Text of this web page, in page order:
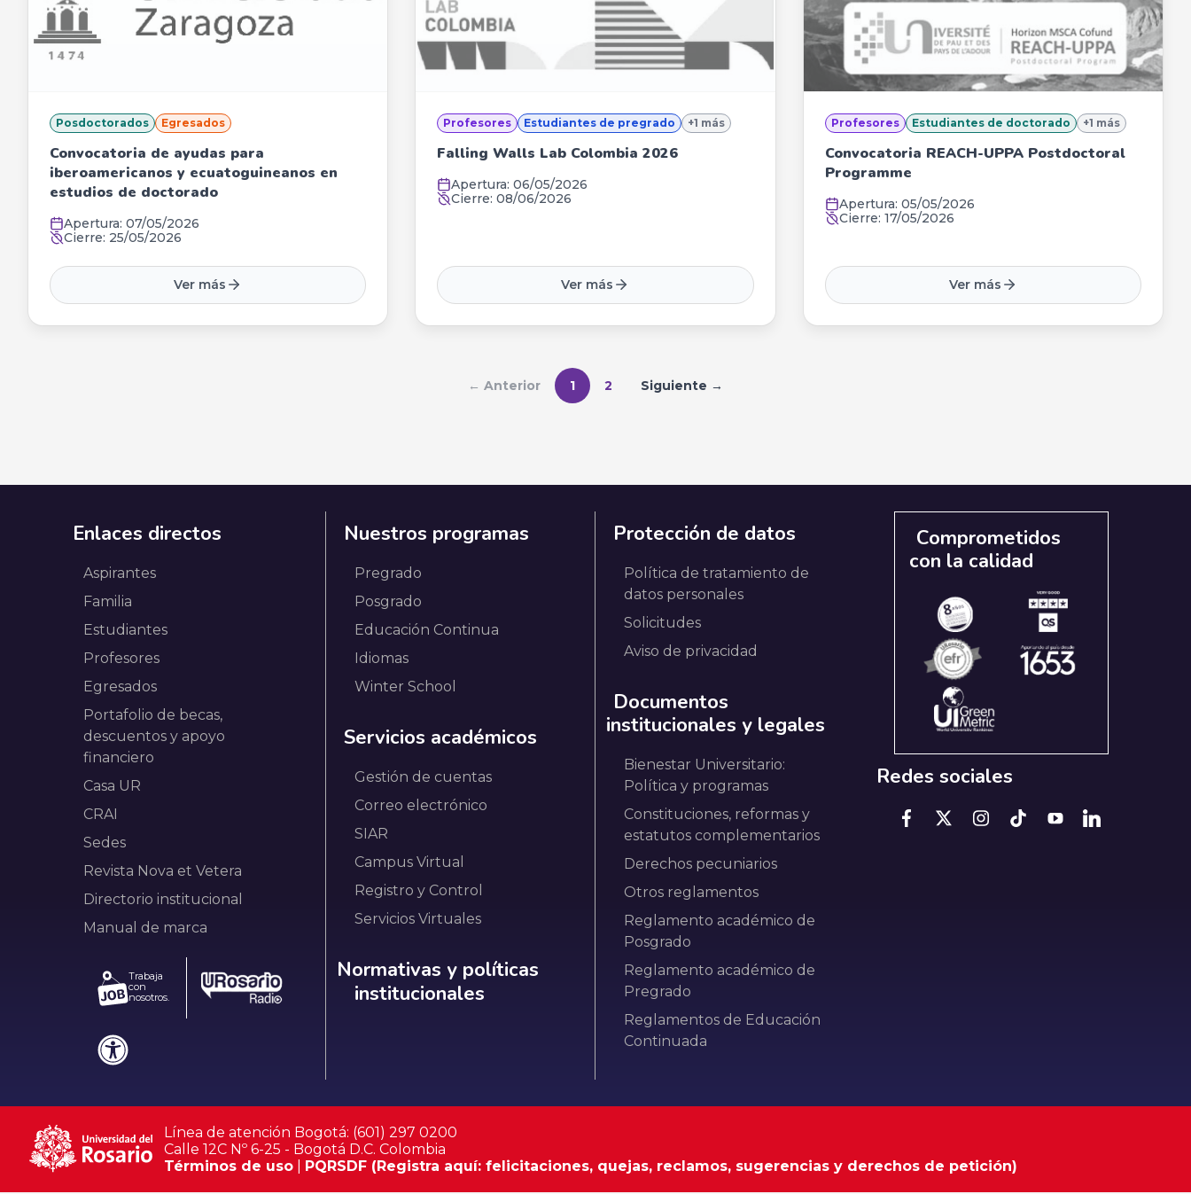
Posdoctorados Egresados
Convocatoria de ayudas para
iberoamericanos y ecuatoguineanos en
estudios de doctorado
Apertura: 07/05/2026
Cierre: 25/05/2026
Ver más
Profesores Estudiantes de pregrado +1 más
Falling Walls Lab Colombia 2026
Apertura:06/05/2026
Cierre:08/06/2026
Ver más
Profesores Estudiantes de doctorado +1 más
Convocatoria REACH-UPPA Postdoctoral
Programme
Apertura: 05/05/2026
Cierre: 17/05/2026
Ver más
← Anterior 1 2 Siguiente →
Enlaces directos
Aspirantes
Familia
Estudiantes
Profesores
Egresados
Portafolio de becas,
descuentos y apoyo
financiero
Casa UR
CRAI
Sedes
Revista Nova et Vetera
Directorio institucional
Manual de marca
Trabaja
con
nosotros.
Nuestros programas
Pregrado
Posgrado
Educación Continua
Idiomas
Winter School
Servicios académicos
Gestión de cuentas
Correo electrónico
SIAR
Campus Virtual
Registro y Control
Servicios Virtuales
Normativas y políticas institucionales
Normativas y políticas
institucionales
Protección de datos
Política de tratamiento de
datos personales
Solicitudes
Aviso de privacidad
Documentos
institucionales y legales
Bienestar Universitario:
Política y programas
Constituciones, reformas y
estatutos complementarios
Derechos pecuniarios
Otros reglamentos
Reglamento académico de
Posgrado
Reglamento académico de
Pregrado
Reglamentos de Educación
Continuada
Comprometidos
con la calidad
Redes sociales
Línea de atención Bogotá: (601) 297 0200
Calle 12C Nº 6-25 - Bogotá D.C. Colombia
Términos de uso| PQRSDF (Registra aquí: felicitaciones, quejas, reclamos, sugerencias y derechos de petición)